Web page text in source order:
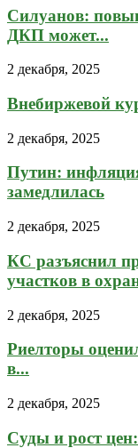
Силуанов:
ДКП может...
2 декабря, 2025
Внебиржевой
2 декабря, 2025
Путин:
замедлилась
2 декабря, 2025
КС разъяснил
участков в
2 декабря, 2025
Риелторы
в...
2 декабря, 2025
Суды и рост